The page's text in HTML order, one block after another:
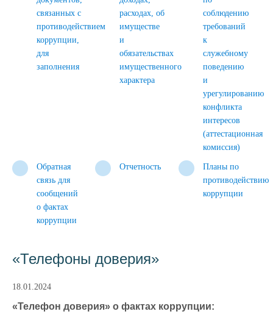
связанных с
противодействием
коррупции,
для
заполнения
расходах, об
имуществе
и
обязательствах
имущественного
характера
соблюдению
требований
к
служебному
поведению
и
урегулированию
конфликта
интересов
(аттестационная
комиссия)
Обратная
связь для
сообщений
о фактах
коррупции
Отчетность
Планы по
противодействию
коррупции
«Телефоны доверия»
18.01.2024
«Телефон доверия» о фактах коррупции: